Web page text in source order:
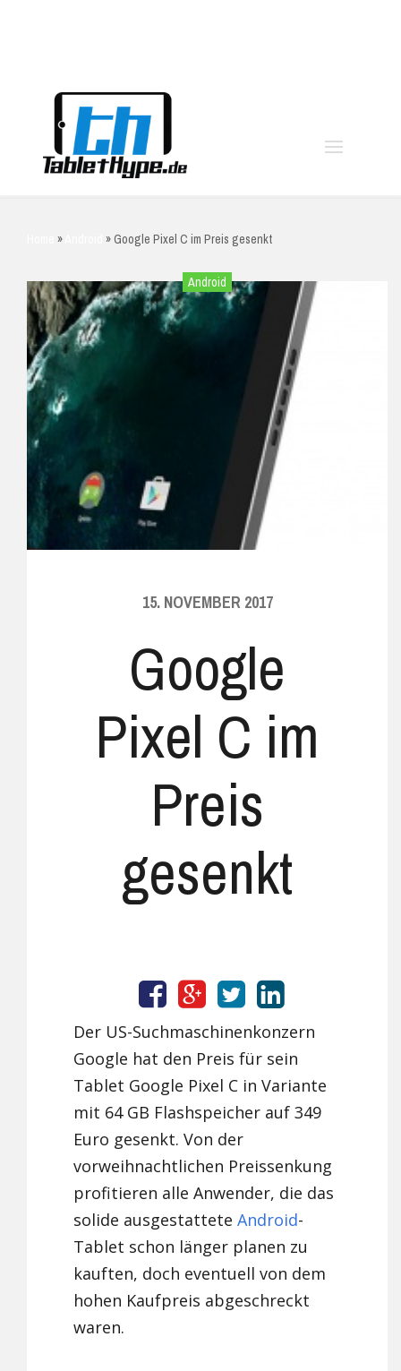
» »Google Pixel C im Preis gesenkt
Android
15. NOVEMBER 2017
Google
Pixel C im
Preis
gesenkt
Der US-Suchmaschinenkonzern
Google hat den Preis für sein
Tablet Google Pixel C in Variante
mit 64 GB Flashspeicher auf 349
Euro gesenkt. Von der
vorweihnachtlichen Preissenkung
profitieren alle Anwender, die das
solide ausgestatteteAndroid-
Tablet schon länger planen zu
kauften, doch eventuell von dem
hohen Kaufpreis abgeschreckt
waren.